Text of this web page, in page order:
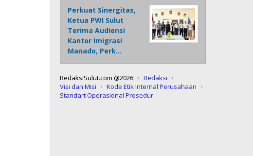
Perkuat Sinergitas,
Ketua PWI Sulut
Terima Audiensi
Kantor Imigrasi
Manado, Perk…
RedaksiSulut.com @2026
Redaksi
Visi dan Misi
Kode Etik Internal Perusahaan
Standart Operasional Prosedur